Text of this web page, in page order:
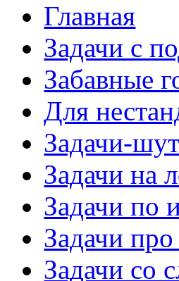
Главная
Задачи с
Забавные
Для
Задачи-
Задачи на
Задачи по
Задачи
Задачи со